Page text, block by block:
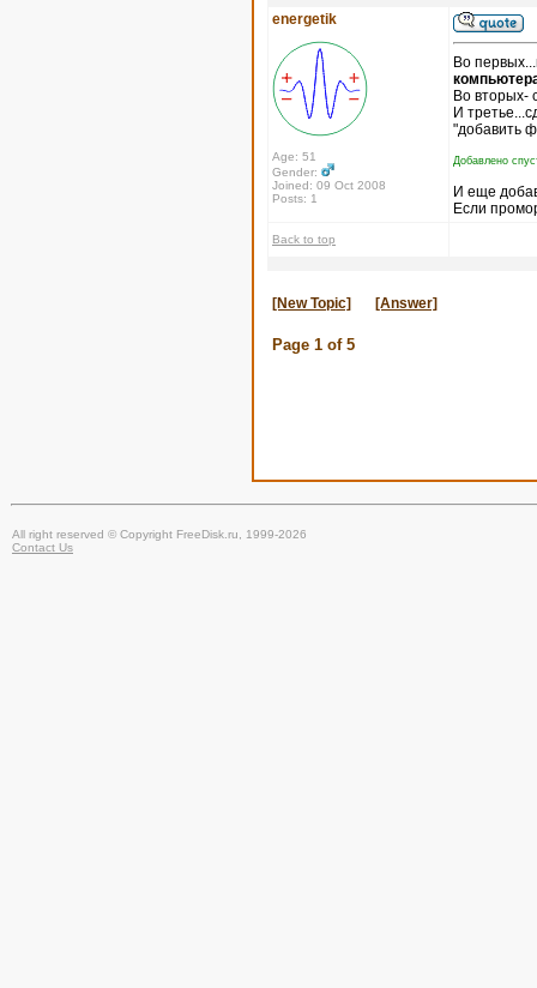
energetik
Age: 51
Gender:
Joined: 09 Oct 2008
Posts: 1
Во
Во вторых-
И
"добавить
Добавлено
И еще
Если
Back to top
[New Topic] [Answer]
Page 1 of 5
All right reserved © Copyright FreeDisk.ru, 1999-2026
Contact Us